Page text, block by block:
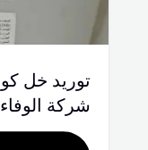
شركة الوفاء